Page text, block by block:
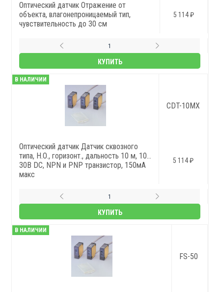
Оптический датчик Отражение от
объекта, влагонепроницаемый тип,
чувствительность до 30 см
5 114 ₽
КУПИТЬ
В НАЛИЧИИ
CDT-10MX
Оптический датчик Датчик сквозного
типа, Н.О., горизонт., дальность 10 м, 10…
30В DC, NPN и PNP транзистор, 150мА
макс
5 114 ₽
КУПИТЬ
В НАЛИЧИИ
FS-50